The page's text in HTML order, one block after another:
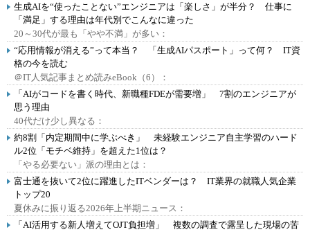
生成AIを“使ったことない”エンジニアは「楽しさ」が半分？ 仕事に
「満足」する理由は年代別でこんなに違った
20～30代が最も「やや不満」が多い：
“応用情報が消える”って本当？ 「生成AIパスポート」って何？ IT資
格の今を読む
＠IT人気記事まとめ読みeBook（6）：
「AIがコードを書く時代、新職種FDEが需要増」 7割のエンジニアが
思う理由
40代だけ少し異なる：
約8割「内定期間中に学ぶべき」 未経験エンジニア自主学習のハード
ル2位「モチベ維持」を超えた1位は？
「やる必要ない」派の理由とは：
富士通を抜いて2位に躍進したITベンダーは？ IT業界の就職人気企業
トップ20
夏休みに振り返る2026年上半期ニュース：
「AI活用する新人増えてOJT負担増」 複数の調査で露呈した現場の苦